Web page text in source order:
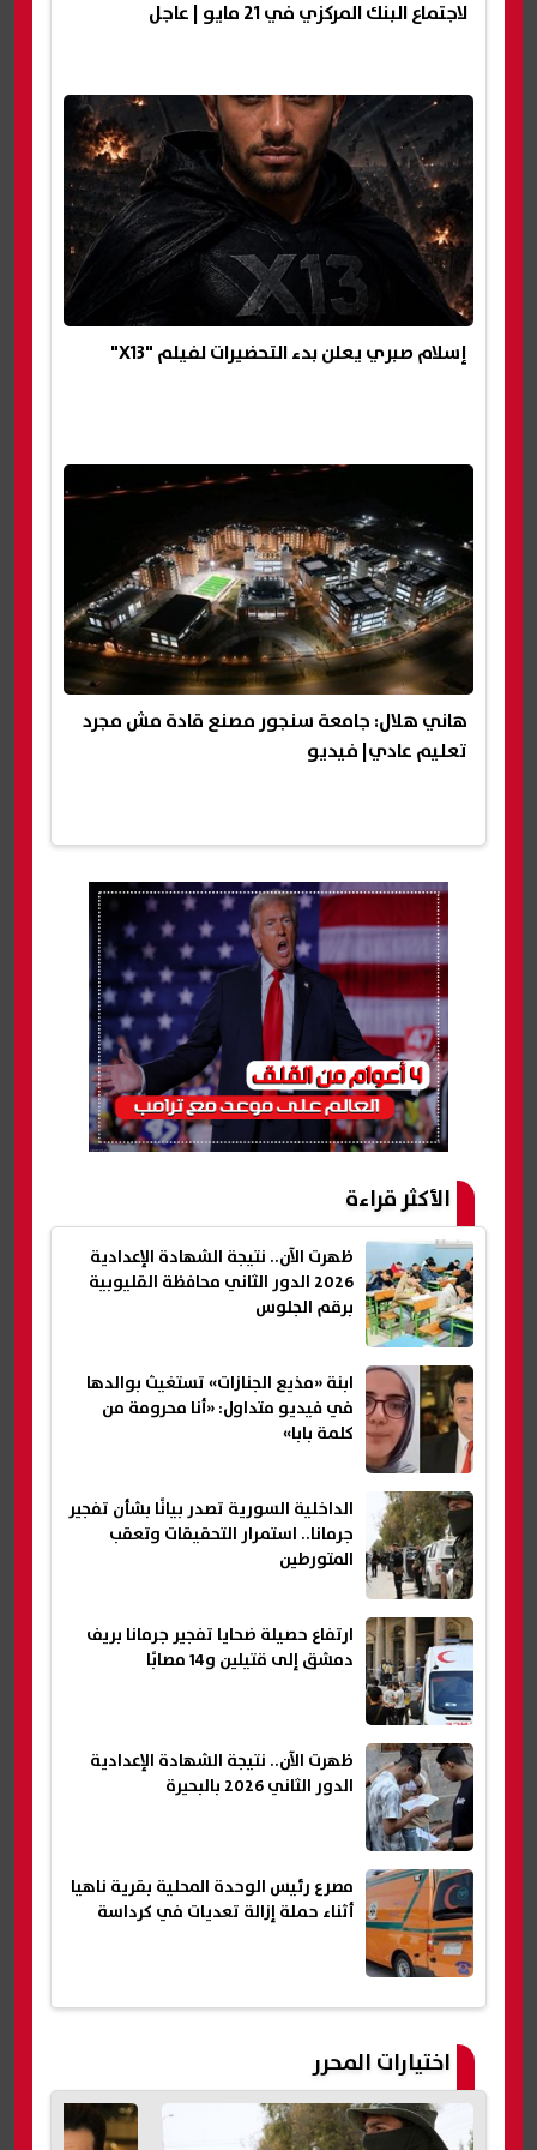
لاجتماع البنك المركزي في 21 مايو | عاجل
إسلام صبري يعلن بدء التحضيرات لفيلم "X13"
هاني هلال: جامعة سنجور مصنع قادة مش مجرد
تعليم عادي| فيديو
الأكثر قراءة
ظهرت الآن.. نتيجة الشهادة الإعدادية
2026 الدور الثاني محافظة القليوبية
برقم الجلوس
ابنة «مذيع الجنازات» تستغيث بوالدها
في فيديو متداول: «أنا محرومة من
كلمة بابا»
الداخلية السورية تصدر بيانًا بشأن تفجير
جرمانا.. استمرار التحقيقات وتعقب
المتورطين
ارتفاع حصيلة ضحايا تفجير جرمانا بريف
دمشق إلى قتيلين و14 مصابًا
ظهرت الآن.. نتيجة الشهادة الإعدادية
الدور الثاني 2026 بالبحيرة
مصرع رئيس الوحدة المحلية بقرية ناهيا
أثناء حملة إزالة تعديات في كرداسة
اختيارات المحرر